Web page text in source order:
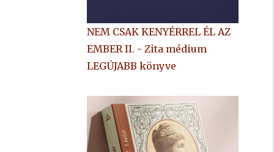
NEM CSAK KENYÉRREL ÉL AZ
EMBER II. - Zita médium
LEGÚJABB könyve